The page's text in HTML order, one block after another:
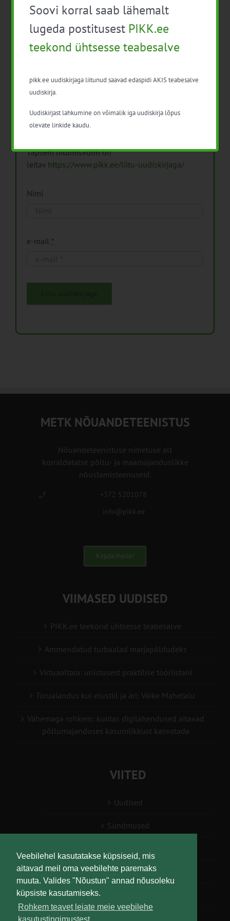
Veebilehel kasutatakse küpsiseid, mis
aitavad meil oma veebilehte paremaks
muuta. Valides "Nõustun" annad nõusoleku
küpsiste kasutamiseks.
Rohkem teavet leiate meie veebilehe
Pikk.ee uudiskirjaga liitumine.
Isikuandmeid töötleme vastavalt
Isikuandmete
Täpsem liitumisvorm on
leitav https://www.pikk.ee/liitu-uudiskirjaga/
Nimi
e-mail *
METK NÕUANDETEENISTUS
Nõuandeteenistuse nimetuse alt
korraldatalse põllu- ja maamajanduslikke
nõustamisteenuseid.
+372 5201078
info@pikk.ee
Kirjuta meile!
VIIMASED UUDISED
PIKK.ee teekond ühtsesse teabesalve
Ammendatud turbaalad marjapõldudeks
Virtuaaltara: unistusest praktilise tööriistani
Turuaiandus kui elustiil ja äri: Väike Mahetalu
Vähemaga rohkem: kuidas digilahendused aitavad
põllumajanduses kasumlikkust kasvatada
VIITED
Uudised
Sündmused
Teabesalv
Liitu uudiskirjaga
Soovi korral saab lähemalt
lugeda postitusest PIKK.ee
teekond ühtsesse teabesalve
pikk.ee uudiskirjaga liitunud saavad edaspidi AKIS teabesalve
uudiskirja.
Uudiskirjast lahkumine on võimalik iga uudiskirja lõpus
olevate linkide kaudu.